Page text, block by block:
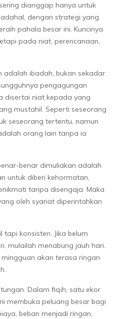
dianggap hanya untuk
dengan strategi yang
pahala besar ini. Kuncinya
pada niat, perencanaan,
adalah ibadah, bukan sekadar
pengagungan
disertai niat kepada yang
mustahil. Seperti seseorang
seseorang tertentu, namun
orang lain tanpa ia
benar dimuliakan adalah
untuk diberi kehormatan,
tanpa disengaja. Maka
oleh syariat diperintahkan
tapi konsisten. Jika belum
mulailah menabung jauh hari.
akan terasa ringan
Dalam fiqih, satu ekor
membuka peluang besar bagi
beban menjadi ringan,